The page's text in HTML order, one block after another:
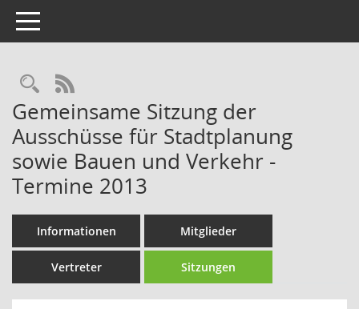
Toggle navigation
Rechercheauswahl
RSS-Feed
Gemeinsame Sitzung der
Ausschüsse für Stadtplanung
sowie Bauen und Verkehr -
Termine 2013
Informationen Mitglieder
Vertreter Sitzungen